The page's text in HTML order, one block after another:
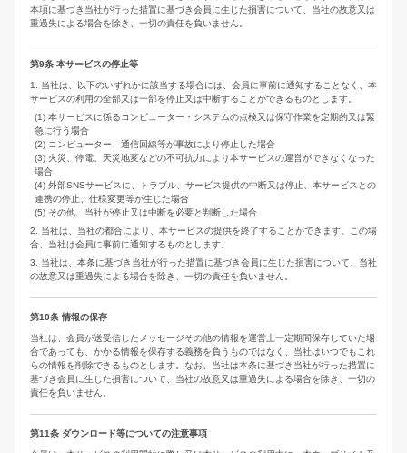
本項に基づき当社が行った措置に基づき会員に生じた損害について、当社の故意又は
重過失による場合を除き、一切の責任を負いません。
第9条 本サービスの停止等
1. 当社は、以下のいずれかに該当する場合には、会員に事前に通知することなく、本
サービスの利用の全部又は一部を停止又は中断することができるものとします。
(1) 本サービスに係るコンピューター・システムの点検又は保守作業を定期的又は緊
急に行う場合
(2) コンピューター、通信回線等が事故により停止した場合
(3) 火災、停電、天災地変などの不可抗力により本サービスの運営ができなくなった
場合
(4) 外部SNSサービスに、トラブル、サービス提供の中断又は停止、本サービスとの
連携の停止、仕様変更等が生じた場合
(5) その他、当社が停止又は中断を必要と判断した場合
2. 当社は、当社の都合により、本サービスの提供を終了することができます。この場
合、当社は会員に事前に通知するものとします。
3. 当社は、本条に基づき当社が行った措置に基づき会員に生じた損害について、当社
の故意又は重過失による場合を除き、一切の責任を負いません。
第10条 情報の保存
当社は、会員が送受信したメッセージその他の情報を運営上一定期間保存していた場
合であっても、かかる情報を保存する義務を負うものではなく、当社はいつでもこれ
らの情報を削除できるものとします。なお、当社は本条に基づき当社が行った措置に
基づき会員に生じた損害について、当社の故意又は重過失による場合を除き、一切の
責任を負いません。
第11条 ダウンロード等についての注意事項